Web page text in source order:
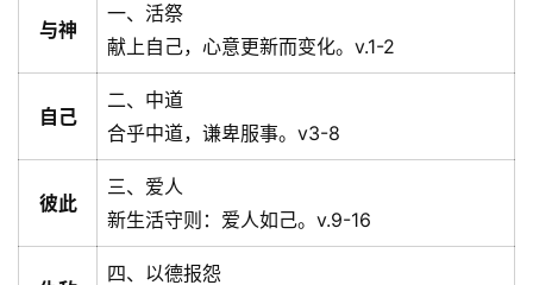
与神
一、活祭
献上自己，心意更新而变化。v.1-2
自己
二、中道
合乎中道，谦卑服事。v3-8
彼此
三、爱人
新生活守则：爱人如己。v.9-16
四、以德报怨